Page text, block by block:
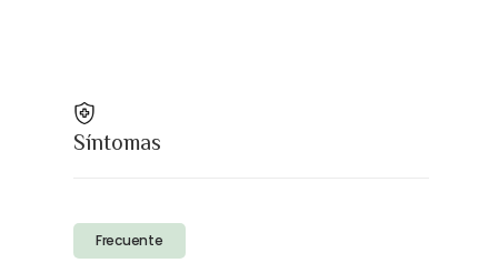
Síntomas
Frecuente